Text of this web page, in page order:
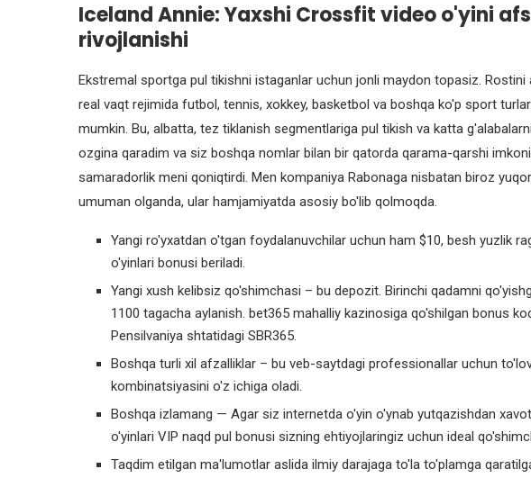
Iceland Annie: Yaxshi Crossfit video o'yini
rivojlanishi
Ekstremal sportga pul tikishni istaganlar uchun jonli maydon topasiz.
real vaqt rejimida futbol, ​​tennis, xokkey, basketbol va boshqa ko'p sport
mumkin. Bu, albatta, tez tiklanish segmentlariga pul tikish va katta
ozgina qaradim va siz boshqa nomlar bilan bir qatorda qarama-qarshi
samaradorlik meni qoniqtirdi. Men kompaniya Rabonaga nisbatan biroz
umuman olganda, ular hamjamiyatda asosiy bo'lib qolmoqda.
Yangi ro'yxatdan o'tgan foydalanuvchilar uchun ham $10, besh yuzlik
o'yinlari bonusi beriladi.
Yangi xush kelibsiz qo'shimchasi – bu depozit. Birinchi qadamni
1100 tagacha aylanish. bet365 mahalliy kazinosiga qo'shilgan bonus
Pensilvaniya shtatidagi SBR365.
Boshqa turli xil afzalliklar – bu veb-saytdagi professionallar uchun
kombinatsiyasini o'z ichiga oladi.
Boshqa izlamang — Agar siz internetda o'yin o'ynab yutqazishdan
o'yinlari VIP naqd pul bonusi sizning ehtiyojlaringiz uchun ideal
Taqdim etilgan ma'lumotlar aslida ilmiy darajaga to'la to'plamga